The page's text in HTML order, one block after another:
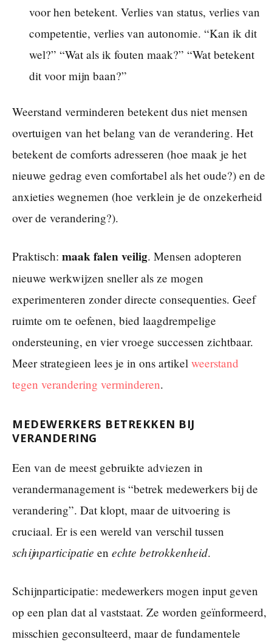
voor hen betekent. Verlies van status, verlies van
competentie, verlies van autonomie. “Kan ik dit
wel?” “Wat als ik fouten maak?” “Wat betekent
dit voor mijn baan?”
Weerstand verminderen betekent dus niet mensen
overtuigen van het belang van de verandering. Het
betekent de comforts adresseren (hoe maak je het
nieuwe gedrag even comfortabel als het oude?) en de
anxieties wegnemen (hoe verklein je de onzekerheid
over de verandering?).
Praktisch: maak falen veilig. Mensen adopteren
nieuwe werkwijzen sneller als ze mogen
experimenteren zonder directe consequenties. Geef
ruimte om te oefenen, bied laagdrempelige
ondersteuning, en vier vroege successen zichtbaar.
Meer strategieen lees je in ons artikel weerstand
tegen verandering verminderen.
MEDEWERKERS BETREKKEN BIJ
VERANDERING
Een van de meest gebruikte adviezen in
verandermanagement is “betrek medewerkers bij de
verandering”. Dat klopt, maar de uitvoering is
cruciaal. Er is een wereld van verschil tussen
schijnparticipatie en echte betrokkenheid.
Schijnparticipatie: medewerkers mogen input geven
op een plan dat al vaststaat. Ze worden geïnformeerd,
misschien geconsulteerd, maar de fundamentele